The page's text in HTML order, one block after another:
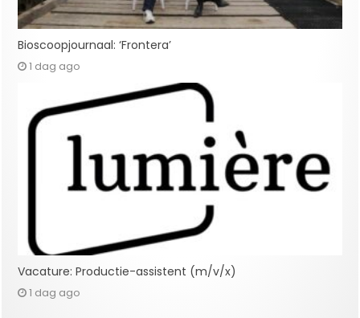
Bioscoopjournaal: ‘Frontera’
1 dag ago
Vacature: Productie-assistent (m/v/x)
1 dag ago